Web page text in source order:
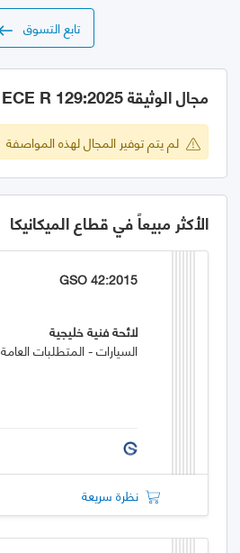
تابع التسوق
مجال الوثيقة GSO ECE R 129:2025
لم يتم توفير المجال لهذه المواصفة
الأكثر مبيعاً في قطاع الميكانيكا
GSO 42:2015
لائحة فنية خليجية
السيارات - المتطلبات العامة
نظرة سريعة